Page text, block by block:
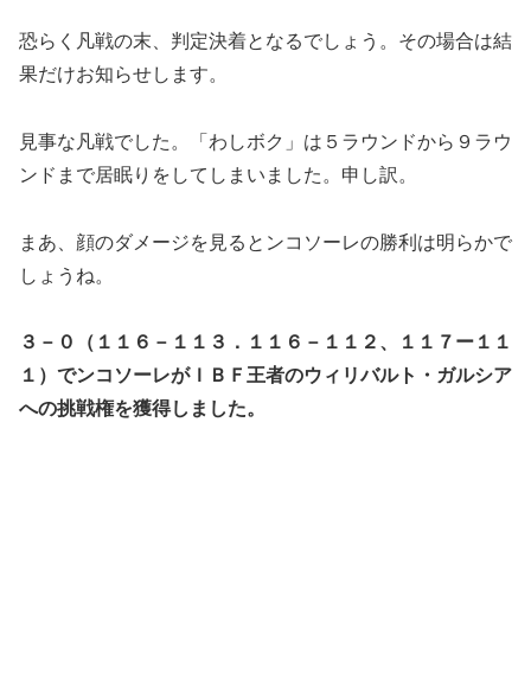
恐らく凡戦の末、判定決着となるでしょう。その場合は結
果だけお知らせします。
見事な凡戦でした。「わしボク」は５ラウンドから９ラウ
ンドまで居眠りをしてしまいました。申し訳。
まあ、顔のダメージを見るとンコソーレの勝利は明らかで
しょうね。
３－０（１１６－１１３．１１６－１１２、１１７ー１１
１）でンコソーレがＩＢＦ王者のウィリバルト・ガルシア
への挑戦権を獲得しました。